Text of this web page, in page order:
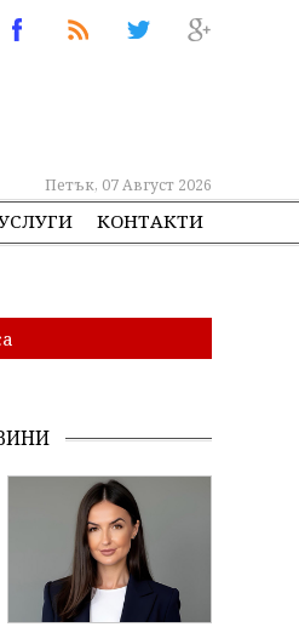
Петък, 07 Август 2026
КОНТАКТИ